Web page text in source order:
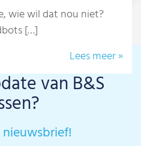
wie wil dat nou niet?
[…]
Lees meer »
van B&S